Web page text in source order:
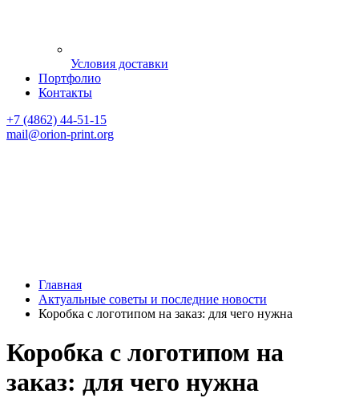
Условия доставки
Портфолио
Контакты
+7 (4862) 44-51-15
mail@orion-print.org
Главная
Актуальные советы и последние новости
Коробка с логотипом на заказ: для чего нужна
Коробка с логотипом на
заказ: для чего нужна